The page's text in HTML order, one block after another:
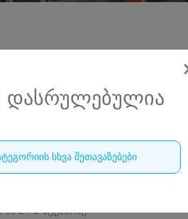
დასრულებულია
სხვა შეთავაზებები
ან 2+2 სტუმარზე